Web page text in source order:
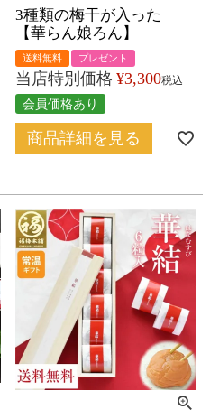
3種類の梅干が入った
【華らん娘ろん】
送料無料 プレゼント
当店特別価格 ¥3,300税込
会員価格あり
商品詳細を見る